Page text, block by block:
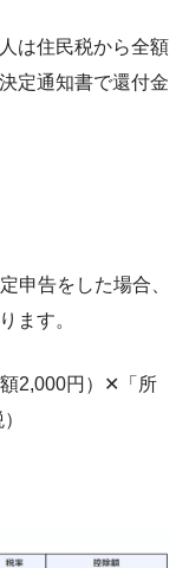
は住民税から全額
定通知書で還付金
申告をした場合、
ます。
2,000円）✕「所